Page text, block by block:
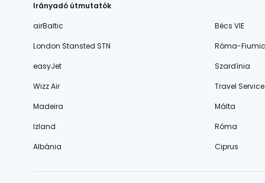
Irányadó útmutatók
airBaltic
Bécs VIE
London Stansted STN
Róma-
easyJet
Szardínia
Wizz Air
Travel Service
Madeira
Málta
Izland
Róma
Albánia
Ciprus